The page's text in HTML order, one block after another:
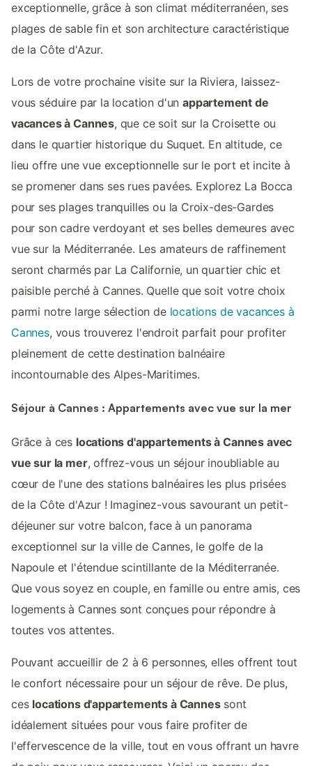
exceptionnelle, grâce à son climat méditerranéen, ses
plages de sable fin et son architecture caractéristique
de la Côte d'Azur.
Lors de votre prochaine visite sur la Riviera, laissez-
vous séduire par la location d'unappartement de
vacances à Cannes, que ce soit sur la Croisette ou
dans le quartier historique du Suquet. En altitude, ce
lieu offre une vue exceptionnelle sur le port et incite à
se promener dans ses rues pavées. Explorez La Bocca
pour ses plages tranquilles ou la Croix-des-Gardes
pour son cadre verdoyant et ses belles demeures avec
vue sur la Méditerranée. Les amateurs de raffinement
seront charmés par La Californie, un quartier chic et
paisible perché à Cannes. Quelle que soit votre choix
parmi notre large sélection de locations de vacances à
Cannes, vous trouverez l'endroit parfait pour profiter
pleinement de cette destination balnéaire
incontournable des Alpes-Maritimes.
Séjour à Cannes : Appartements avec vue sur la mer
Grâce à ces locations d'appartements à Cannes avec
vue sur la mer, offrez-vous un séjour inoubliable au
cœur de l'une des stations balnéaires les plus prisées
de la Côte d'Azur ! Imaginez-vous savourant un petit-
déjeuner sur votre balcon, face à un panorama
exceptionnel sur la ville de Cannes, le golfe de la
Napoule et l'étendue scintillante de la Méditerranée.
Que vous soyez en couple, en famille ou entre amis, ces
logements à Cannes sont conçues pour répondre à
toutes vos attentes.
Pouvant accueillir de 2 à 6 personnes, elles offrent tout
le confort nécessaire pour un séjour de rêve. De plus,
ces locations d'appartements à Cannessont
idéalement situées pour vous faire profiter de
l'effervescence de la ville, tout en vous offrant un havre